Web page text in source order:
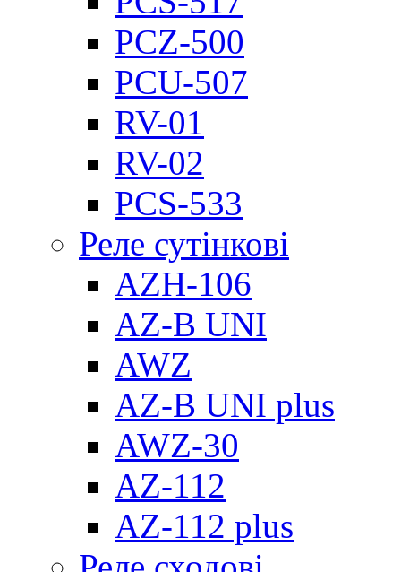
PCZ-500
PCU-507
RV-01
RV-02
PCS-533
Реле сутінкові
AZH-106
AZ-B UNI
AWZ
AZ-B UNI plus
AWZ-30
AZ-112
AZ-112 plus